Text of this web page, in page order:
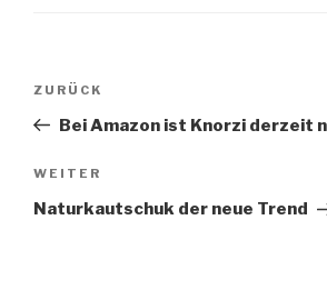
Beitragsnavigation
Vorheriger
Beitrag
ZURÜCK
Bei Amazon ist Knorzi derzeit
Nächster
Beitrag
WEITER
Naturkautschuk der neue Trend